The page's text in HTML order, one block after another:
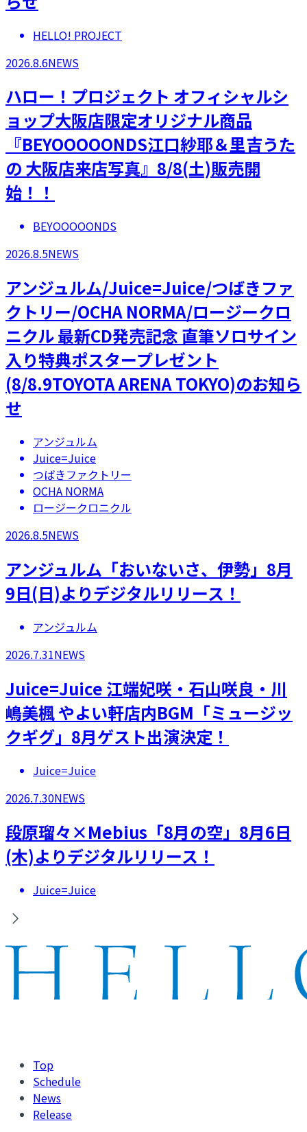
HELLO! PROJECT
2026.8.6NEWS
ハロー！プロジェクト オフィシャルシ
ョップ大阪店限定オリジナル商品
『BEYOOOOONDS江口紗耶＆里吉うた
の 大阪店来店写真』8/8(土)販売開
始！！
BEYOOOOONDS
2026.8.5NEWS
アンジュルム/Juice=Juice/つばきファ
クトリー/OCHA NORMA/ロージークロ
ニクル 最新CD発売記念 直筆ソロサイン
入り特典ポスタープレゼント
(8/8.9TOYOTA ARENA TOKYO)のお知ら
せ
アンジュルム
Juice=Juice
つばきファクトリー
OCHA NORMA
ロージークロニクル
2026.8.5NEWS
アンジュルム「おいないさ、伊勢」8月
9日(日)よりデジタルリリース！
アンジュルム
2026.7.31NEWS
Juice=Juice 江端妃咲・石山咲良・川
嶋美楓 やよい軒店内BGM「ミュージッ
クギグ」8月ゲスト出演決定！
Juice=Juice
2026.7.30NEWS
段原瑠々×Mebius「8月の空」8月6日
(木)よりデジタルリリース！
Juice=Juice
Top
Schedule
News
Release